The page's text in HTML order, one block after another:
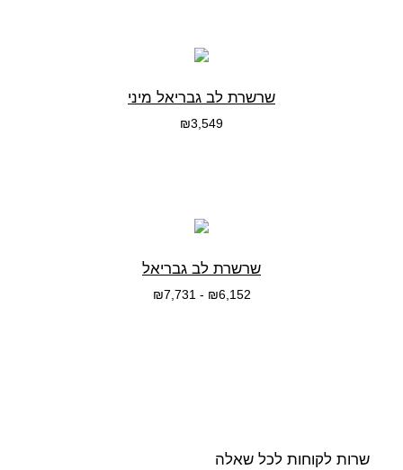
שרשרת לב גבריאל מיני
₪3,549
שרשרת לב גבריאל
₪6,152
-
₪7,731
שרות לקוחות לכל שאלה